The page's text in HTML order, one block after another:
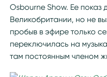
Osbourne Show. Ее показ
Великобритании, но не
пробыв в эфире только
переключилась на
там постоянным членом